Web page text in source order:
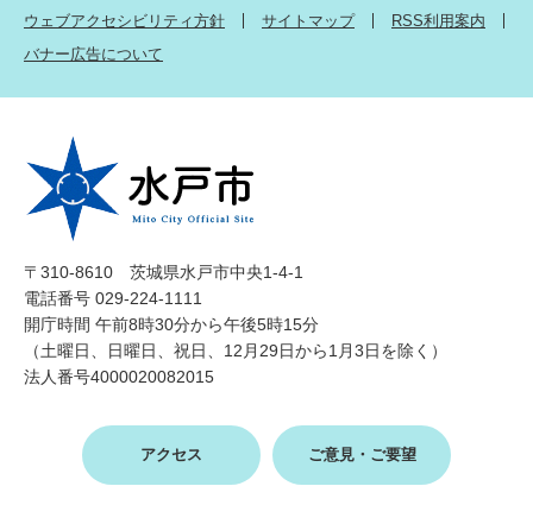
ウェブアクセシビリティ方針
サイトマップ
RSS利用案内
バナー広告について
〒310-8610 茨城県水戸市中央1-4-1
電話番号 029-224-1111
開庁時間 午前8時30分から午後5時15分
（土曜日、日曜日、祝日、12月29日から1月3日を除く）
法人番号4000020082015
アクセス ご意見・ご要望